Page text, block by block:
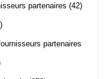
partenaires (42)
partenaires